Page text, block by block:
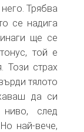
Трябва
се надига
ще се
той е
Този страх
тялото
да си
след
най-вече,